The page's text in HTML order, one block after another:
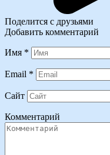
Поделится с друзьями
Добавить комментарий
Имя *
Email *
Сайт
Комментарий